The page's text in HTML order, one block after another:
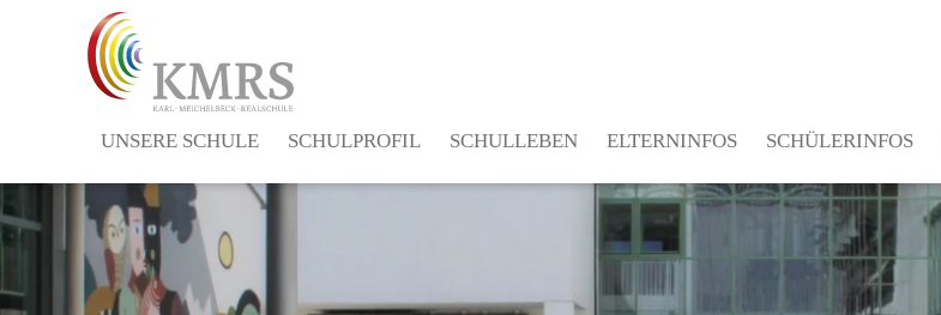
UNSERE SCHULE SCHULPROFIL SCHULLEBEN ELTERNINFOS SCHÜLERINFOS